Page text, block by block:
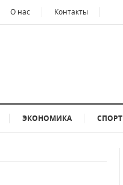
О нас Контакты
ЭКОНОМИКА СПОРТ